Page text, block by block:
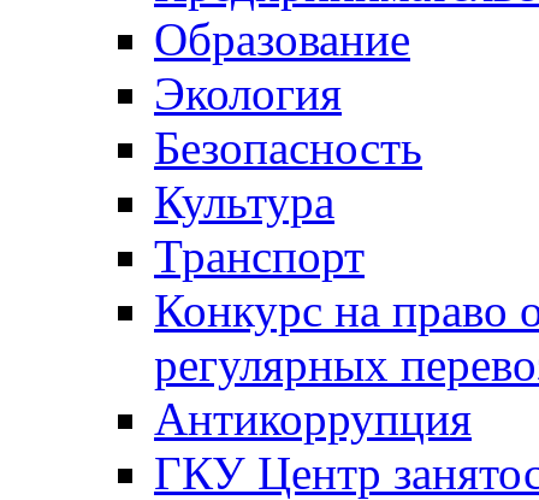
Образование
Экология
Безопасность
Культура
Транспорт
Конкурс на право
регулярных
Антикоррупция
ГКУ Центр